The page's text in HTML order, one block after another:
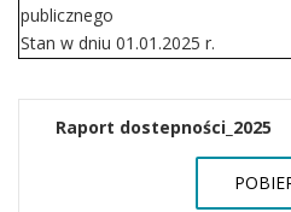
publicznego
Stan w dniu 01.01.2025 r.
Raport dostepności_2025